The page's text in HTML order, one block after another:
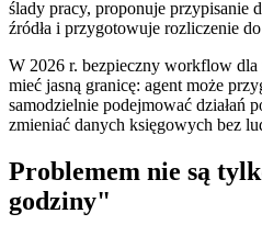
ślady pracy, proponuje przypisanie
źródła i przygotowuje rozliczenie
W 2026 r. bezpieczny workflow
mieć jasną granicę: agent może
samodzielnie podejmować działań
zmieniać danych księgowych bez
Problemem nie są
godziny"